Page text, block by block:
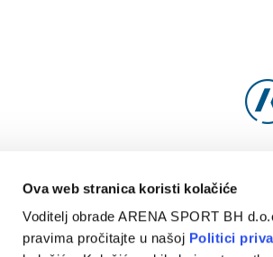
Ova web stranica koristi kolačiće
Voditelj obrade ARENA SPORT BH
pravima pročitajte u našoj Politici
NAJNOVIJE